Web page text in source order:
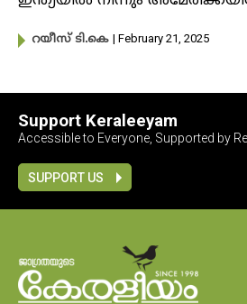
റയീസ് ടി.കെ | February 21, 2025
Support Keraleeyam
Accessible to Everyone, Supported by
SUPPORT US